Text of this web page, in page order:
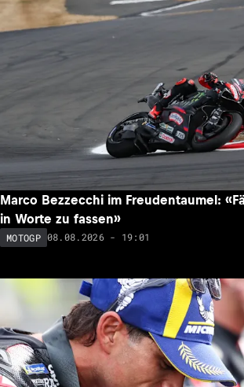
Marco Bezzecchi im Freudentaumel:
in Worte zu fassen»
MOTOGP 08.08.2026 - 19:01